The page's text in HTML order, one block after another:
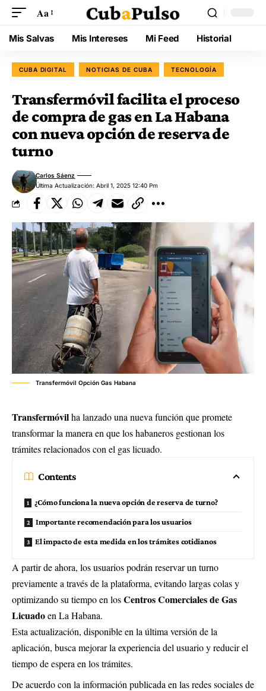
Aa
Mis Salvas Mis Intereses Mi Feed Historial
CUBA DIGITAL NOTICIAS DE CUBA TECNOLOGÍA
Transfermóvil facilita el proceso
de compra de gas en La Habana
con nueva opción de reserva de
turno
Última Actualización: Abril 1, 2025 12:40 Pm
Carlos Sáenz
Transfermóvil Opción Gas Habana
Transfermóvilha lanzado una nueva función que promete
transformar la manera en que los habaneros gestionan los
trámites relacionados con el gas licuado.
Contents
¿Cómo funciona la nueva opción de reserva de turno?
Importante recomendación para los usuarios
El impacto de esta medida en los trámites cotidianos
A partir de ahora, los usuarios podrán reservar un turno
previamente a través de la plataforma, evitando largas colas y
optimizando su tiempo en losCentros Comerciales de Gas
Licuadoen La Habana.
Esta actualización, disponible en la última versión de la
aplicación, busca mejorar la experiencia del usuario y reducir el
tiempo de espera en los trámites.
De acuerdo con la información publicada en las redes sociales de